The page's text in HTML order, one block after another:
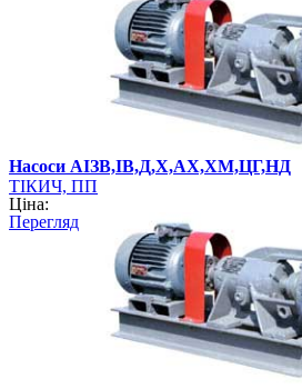
Насоси АІЗВ,ІВ,Д,Х,АХ,ХМ,ЦГ,НД
ТІКИЧ, ПП
Ціна:
Перегляд